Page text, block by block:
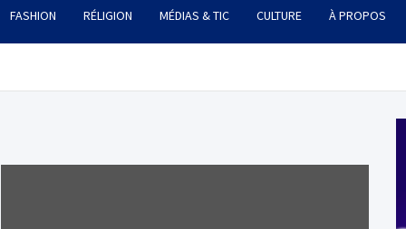
FASHION RÉLIGION MÉDIAS & TIC CULTURE À PROPOS